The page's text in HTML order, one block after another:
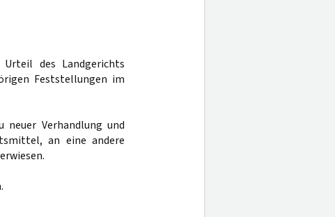
des Landgerichts
Feststellungen im
neuer Verhandlung und
an eine andere